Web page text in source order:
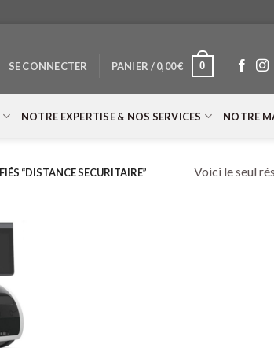
SE CONNECTER PANIER /0,00€ 0
NOTRE EXPERTISE & NOS SERVICES NOTRE
“DISTANCE SECURITAIRE” Voici le seul